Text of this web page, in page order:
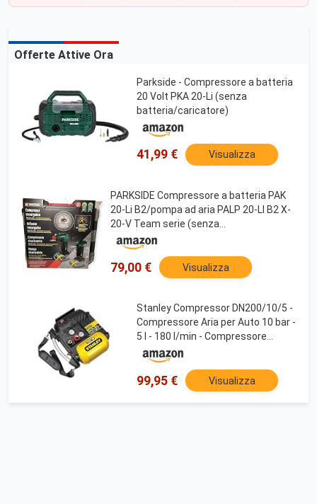
Offerte Attive Ora
Parkside - Compressore a batteria
20 Volt PKA 20-Li (senza
batteria/caricatore)
41,99 € Visualizza
PARKSIDE Compressore a batteria PAK
20-Li B2/pompa ad aria PALP 20-LI B2 X-
20-V Team serie (senza
batteria/caricatore
79,00 € Visualizza
Stanley Compressor DN200/10/5 -
Compressore Aria per Auto 10 bar -
5 l - 180 l/min - Compressore
portatile con Maniglia e Tracolla -
Giallo
99,95 € Visualizza